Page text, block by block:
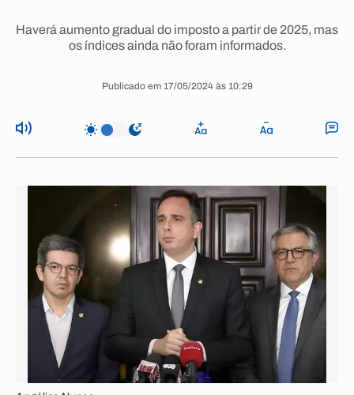
Haverá aumento gradual do imposto a partir de 2025, mas
os índices ainda não foram informados.
Publicado em 17/05/2024 às 10:29